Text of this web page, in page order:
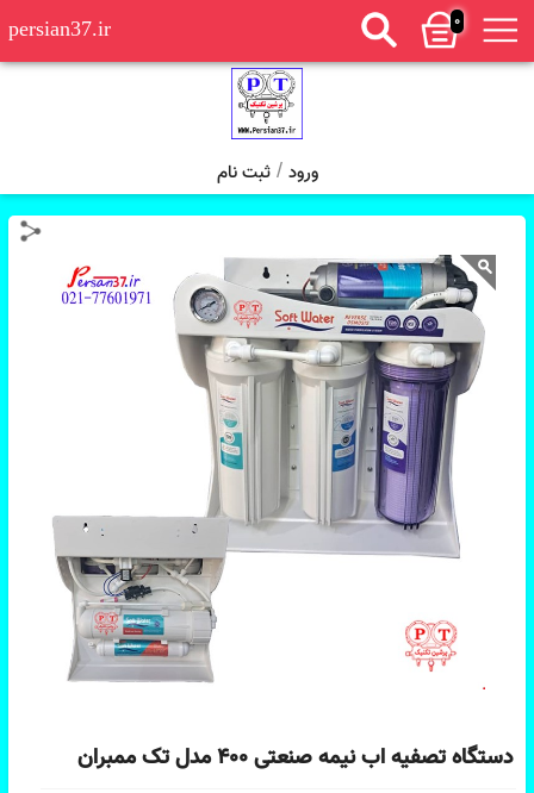
0
persian37.ir
ورود / ثبت نام
دستگاه تصفیه اب نیمه صنعتی ۴۰۰ مدل تک ممبران